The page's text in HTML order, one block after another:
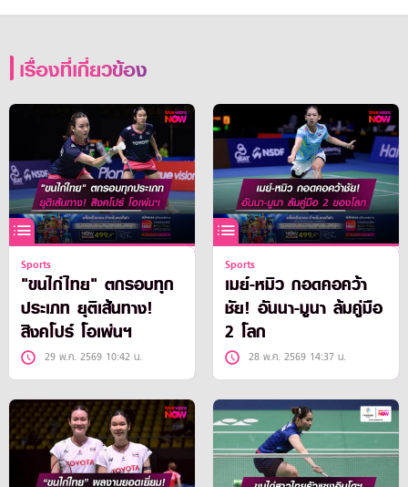
เรื่องที่เกี่ยวข้อง
Sports
"ขนไก่ไทย" ตกรอบทุก
ประเภท ยุติเส้นทาง!
สิงคโปร์ โอเพ่นฯ
29 พ.ค. 2569 10:42 น.
Sports
เมย์-หมิว กอดคอคว้า
ชัย! อันนา-มูนา ล้มคู่มือ
2 โลก
28 พ.ค. 2569 14:37 น.